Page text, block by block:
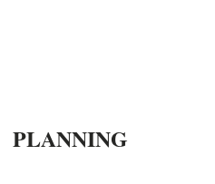
PLANNING